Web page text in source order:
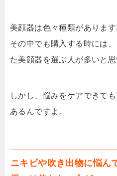
美顔器は色々種類があります
その中でも購入する時には
た美顔器を選ぶ人が多いと思
しかし、悩みをケアできて
あるんですよ。
ニキビや吹き出物に悩ん